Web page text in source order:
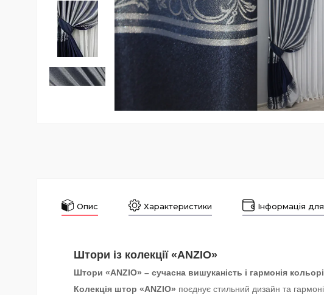
Опис Характеристики Інформація
Штори із колекції «ANZIO»
Штори «ANZIO» – сучасна вишуканість і гармонія
Колекція штор «ANZIO» поєднує стильний дизайн та